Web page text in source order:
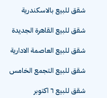
شقق للبيع بالاسكندرية
شقق للبيع القاهرة الجديدة
شقق للبيع العاصمة الادارية
شقق للبيع التجمع الخامس
شقق للبيع ٦ اكتوبر